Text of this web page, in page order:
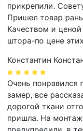
прикрепили.
Пришел товар
Качеством и
штора-по цене
Константин
Очень понравился
замер, все
дорогой ткани
пришла. На монтаж